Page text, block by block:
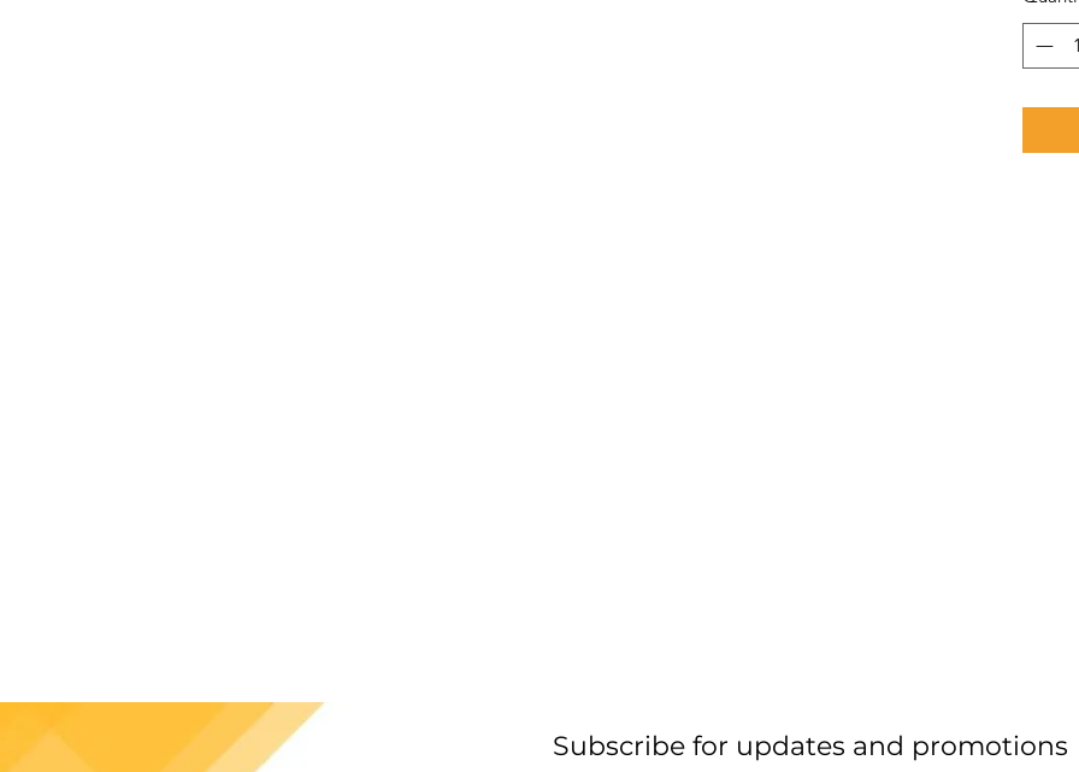
Subscribe for updates and promotions